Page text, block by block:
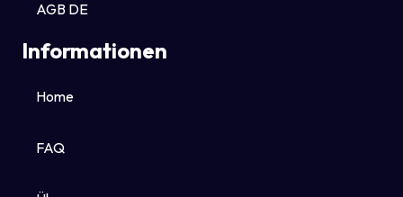
AGB DE
Informationen
Home
FAQ